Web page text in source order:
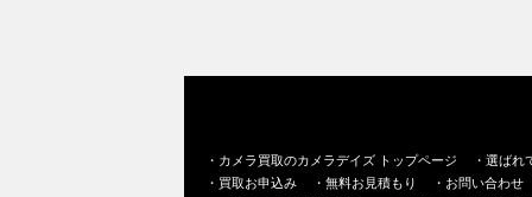
・ カメラ買取のカメラデイズ トップページ ・ 選ばれ
・ 買取お申込み ・ 無料お見積もり ・ お問い合わせ